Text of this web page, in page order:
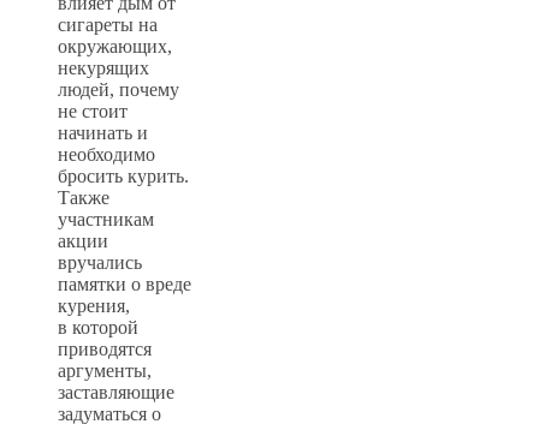
сигареты на
окружающих,
некурящих
людей, почему
не стоит
начинать и
необходимо
бросить курить.
Также
участникам
акции
вручались
памятки о вреде
курения,
в которой
приводятся
аргументы,
заставляющие
задуматься о